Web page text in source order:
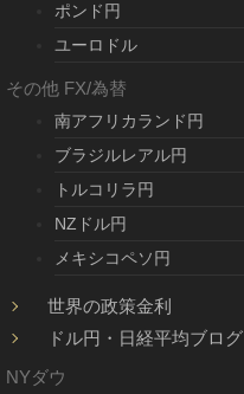
ポンド円
ユーロドル
その他 FX/為替
南アフリカランド円
ブラジルレアル円
トルコリラ円
NZドル円
メキシコペソ円
世界の政策金利
ドル円・日経平均ブログ
NYダウ